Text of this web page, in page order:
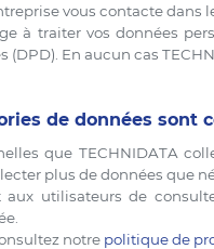
vous contacte dans
à traiter vos données
(DPD). En aucun cas
de données sont
que TECHNIDATA
plus de données que
aux utilisateurs de
notre politique de